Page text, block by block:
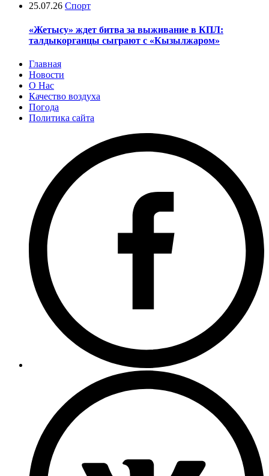
25.07.26 Спорт
«Жетысу» ждет битва за выживание в КПЛ:
талдыкорганцы сыграют с «Кызылжаром»
Главная
Новости
О Нас
Качество воздуха
Погода
Политика сайта